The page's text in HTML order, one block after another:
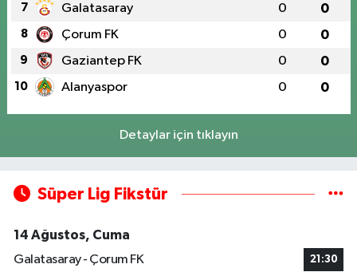
7 Galatasaray 0 0
8 Çorum FK 0 0
9 Gaziantep FK 0 0
10 Alanyaspor 0 0
Detaylar için tıklayın
Süper Lig Fikstür
14 Ağustos, Cuma
Galatasaray - Çorum FK
21:30